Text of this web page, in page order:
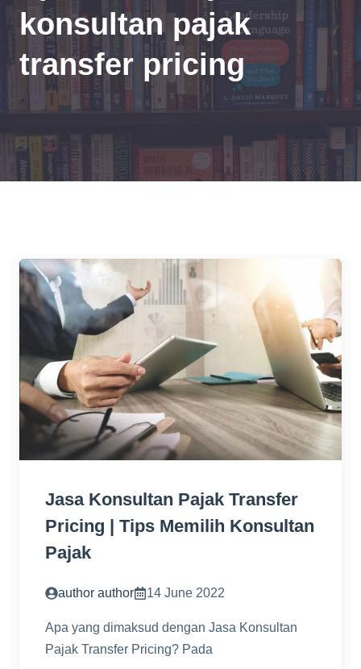
konsultan pajak
transfer pricing
Jasa Konsultan Pajak Transfer
Pricing | Tips Memilih Konsultan
Pajak
author author 14 June 2022
Apa yang dimaksud dengan Jasa Konsultan
Pajak Transfer Pricing? Pada